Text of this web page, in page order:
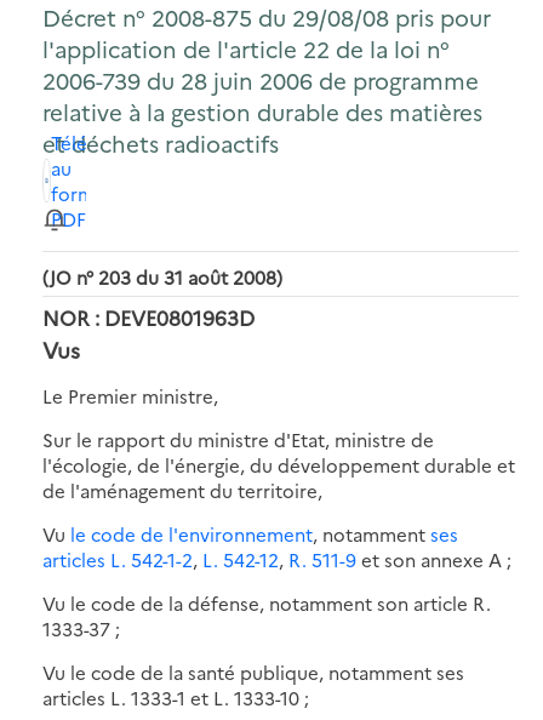
Décret n° 2008-875 du 29/08/08 pris pour
l'application de l'article 22 de la loi n°
2006-739 du 28 juin 2006 de programme
relative à la gestion durable des matières
et déchets radioactifs
Télécharger
au
format
PDF
(JO n° 203 du 31 août 2008)
NOR : DEVE0801963D
Vus
Le Premier ministre,
Sur le rapport du ministre d'Etat, ministre de
l'écologie, de l'énergie, du développement durable et
de l'aménagement du territoire,
Vu le code de l'environnement, notammentses
articles L. 542-1-2, L. 542-12, R. 511-9et son annexe A ;
Vu le code de la défense, notamment son article R.
1333-37 ;
Vu le code de la santé publique, notamment ses
articles L. 1333-1 et L. 1333-10 ;